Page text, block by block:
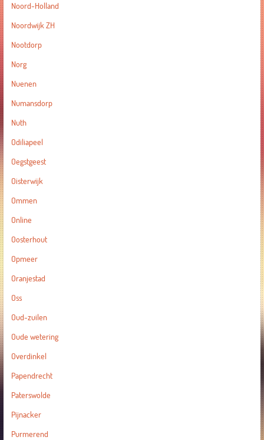
Noord-Holland
Noordwijk ZH
Nootdorp
Norg
Nuenen
Numansdorp
Nuth
Odiliapeel
Oegstgeest
Oisterwijk
Ommen
Online
Oosterhout
Opmeer
Oranjestad
Oss
Oud-zuilen
Oude wetering
Overdinkel
Papendrecht
Paterswolde
Pijnacker
Purmerend